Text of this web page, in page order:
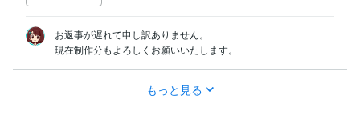
お返事が遅れて申し訳ありません。
現在制作分もよろしくお願いいたします。
もっと見る